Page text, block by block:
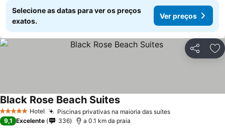
Selecione as datas para ver os preços
exatos.
Ver preços
Partilhar
5 Estrelas Hotel Piscinas privativas na maioria das suítesVer preços
Black Rose Beach SuitesVer preços
9,1 Excelente 336 a 0.1 km da praia